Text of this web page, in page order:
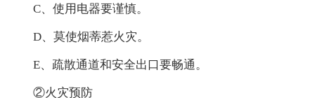
C、使用电器要谨慎。
D、莫使烟蒂惹火灾。
E、疏散通道和安全出口要畅通。
②火灾预防